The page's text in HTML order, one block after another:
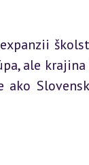
ale